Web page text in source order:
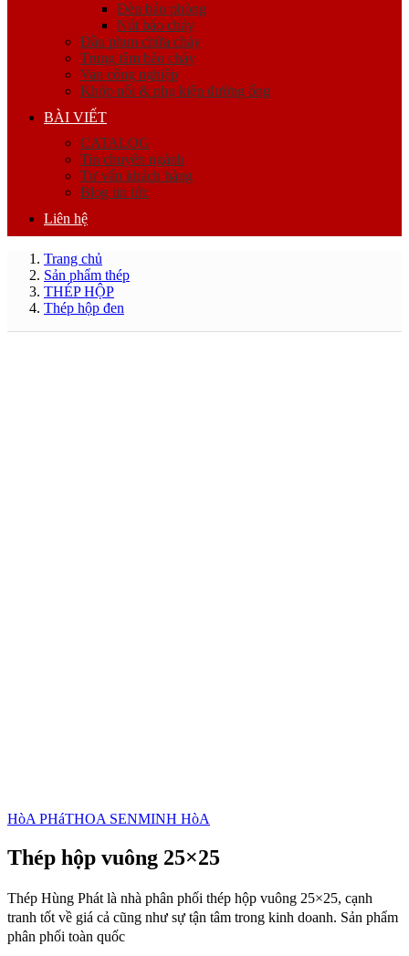
Đèn báo phòng
Nút báo cháy
Đầu phun chữa cháy
Trung tâm báo cháy
Van công nghiệp
Khớp nối & phụ kiện đường ống
BÀI VIẾT
CATALOG
Tin chuyên ngành
Tư vấn khách hàng
Blog tin tức
Liên hệ
Trang chủ
Sản phẩm thép
THÉP HỘP
Thép hộp đen
HòA PHáTHOA SENMINH HòA
Thép hộp vuông 25×25
Thép Hùng Phát là nhà phân phối thép hộp vuông 25×25, cạnh
tranh tốt về giá cả cũng như sự tận tâm trong kinh doanh. Sản phẩm
phân phối toàn quốc